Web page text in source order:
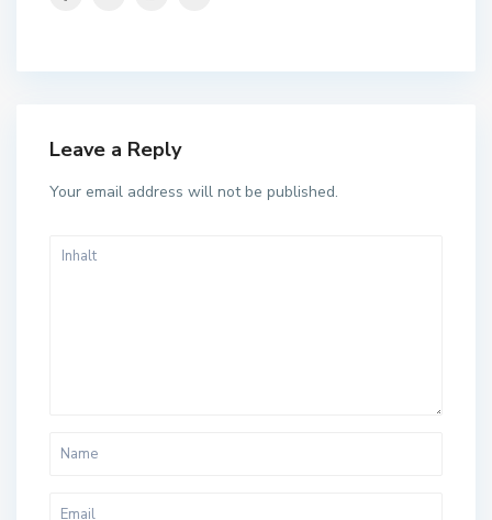
Leave a Reply
Your email address will not be published.